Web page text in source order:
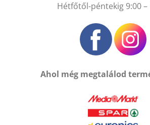
Hétfőtől-péntekig 9:00 –
Ahol még megtalálod